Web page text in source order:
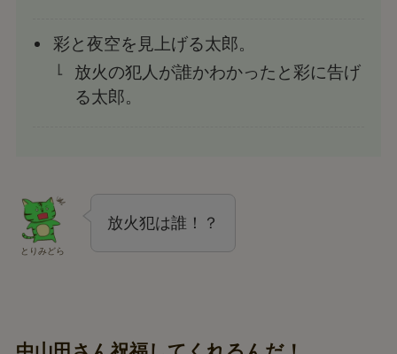
彩と夜空を見上げる太郎。
放火の犯人が誰かわかったと彩に告げ
る太郎。
とりみどら
放火犯は誰！？